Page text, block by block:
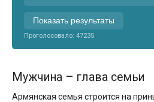
Показать результаты
Проголосовало: 47235
Мужчина – глава семьи
Армянская семья строится на